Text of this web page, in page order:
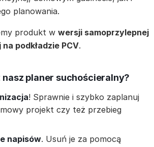
planowania.
produkt w wersji samoprzylepnej
podkładzie PCV.
nasz planer suchościeralny?
! Sprawnie i szybko zaplanuj
projekt czy też przebieg
napisów. Usuń je za pomocą